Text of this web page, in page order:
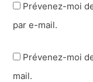
Prévenez-moi
par e-mail.
Prévenez-moi
mail.